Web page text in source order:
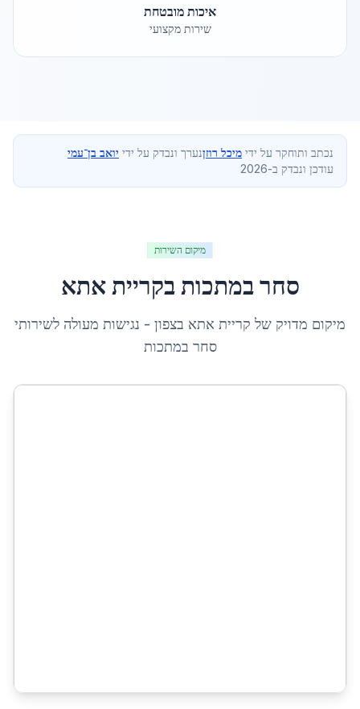
איכות מובטחת
שירות מקצועי
נכתב ותוחקר על ידי מיכל רוזןנערך ונבדק על ידי יואב בן־עמי
עודכן ונבדק ב-2026
מיקום השירות
סחר במתכות בקריית אתא
מיקום מדויק של קריית אתא בצפון - נגישות מעולה לשירותי
סחר במתכות